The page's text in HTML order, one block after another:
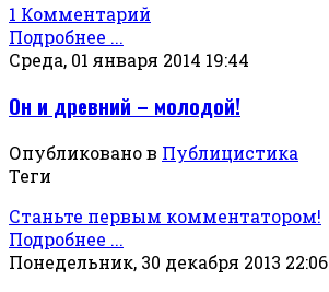
1 Комментарий
Подробнее ...
Среда, 01 января 2014 19:44
Он и древний – молодой!
Опубликовано в Публицистика
Теги
Станьте первым комментатором!
Подробнее ...
Понедельник, 30 декабря 2013 22:06